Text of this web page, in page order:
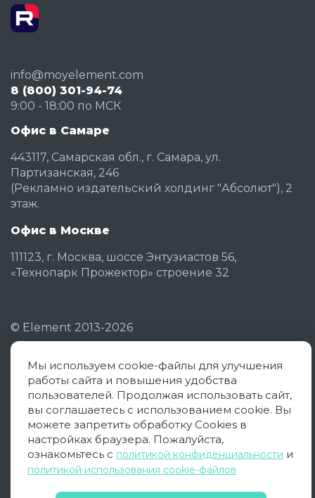
info@moyelement.com
8 (800) 301-94-74
9:00 - 18:00 по МСК
Офис в Самаре
443117, Самарская обл., г. Самара, ул.
Партизанская, 246
(Рекламно издательский холдинг "Абсолют"), 2
этаж.
Офис в Москве
111123, г. Москва, шоссе Энтузиастов 56,
«Технопарк Прожектор» строение 32
© Element 2013-2026
Политика конфиденциальности
Согласие на обработку ПД
Политика использования cookies
Оферта
Мы используем cookie-файлы для улучшения
работы сайта и повышения удобства
пользователей. Продолжая использовать сайт,
вы соглашаетесь с использованием cookie. Вы
можете запретить обработку Cookies в
настройках браузера. Пожалуйста,
ознакомьтесь с политикой конфиденциальности и
политикой использования cookie-файлов